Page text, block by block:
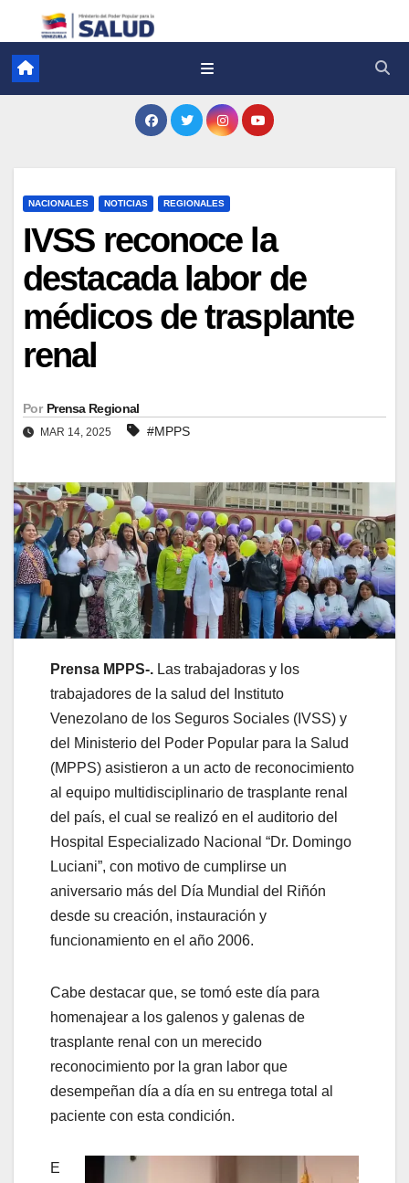
NACIONALES NOTICIAS REGIONALES
IVSS reconoce la
destacada labor de
médicos de trasplante
renal
Por Prensa Regional
MAR 14, 2025 #MPPS
Prensa MPPS-. Las trabajadoras y los
trabajadores de la salud del Instituto
Venezolano de los Seguros Sociales (IVSS) y
del Ministerio del Poder Popular para la Salud
(MPPS) asistieron a un acto de reconocimiento
al equipo multidisciplinario de trasplante renal
del país, el cual se realizó en el auditorio del
Hospital Especializado Nacional “Dr. Domingo
Luciani”, con motivo de cumplirse un
aniversario más del Día Mundial del Riñón
desde su creación, instauración y
funcionamiento en el año 2006.
Cabe destacar que, se tomó este día para
homenajear a los galenos y galenas de
trasplante renal con un merecido
reconocimiento por la gran labor que
desempeñan día a día en su entrega total al
paciente con esta condición.
E